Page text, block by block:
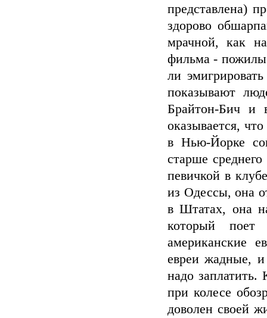
представлена)
здорово
мрачной, как
фильма -
ли
показывают
Брайтон-Бич и
оказывается,
в Нью-Йорке
старше
певичкой в
из Одессы, она
в Штатах, она
который поет
американские
евреи жадные,
надо заплатить.
при колесе
доволен своей